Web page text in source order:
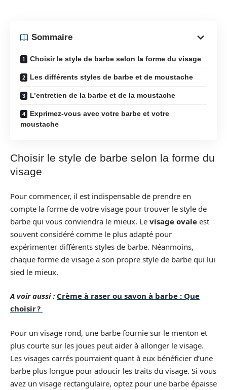
Sommaire
Choisir le style de barbe selon la forme du visage
Les différents styles de barbe et de moustache
L’entretien de la barbe et de la moustache
Exprimez-vous avec votre barbe et votre
moustache
Choisir le style de barbe selon la forme du
visage
Pour commencer, il est indispensable de prendre en
compte la forme de votre visage pour trouver le style de
barbe qui vous conviendra le mieux. Le visage ovale est
souvent considéré comme le plus adapté pour
expérimenter différents styles de barbe. Néanmoins,
chaque forme de visage a son propre style de barbe qui lui
sied le mieux.
A voir aussi : Crème à raser ou savon à barbe : Que
choisir ?
Pour un visage rond, une barbe fournie sur le menton et
plus courte sur les joues peut aider à allonger le visage.
Les visages carrés pourraient quant à eux bénéficier d’une
barbe plus longue pour adoucir les traits du visage. Si vous
avez un visage rectangulaire, optez pour une barbe épaisse